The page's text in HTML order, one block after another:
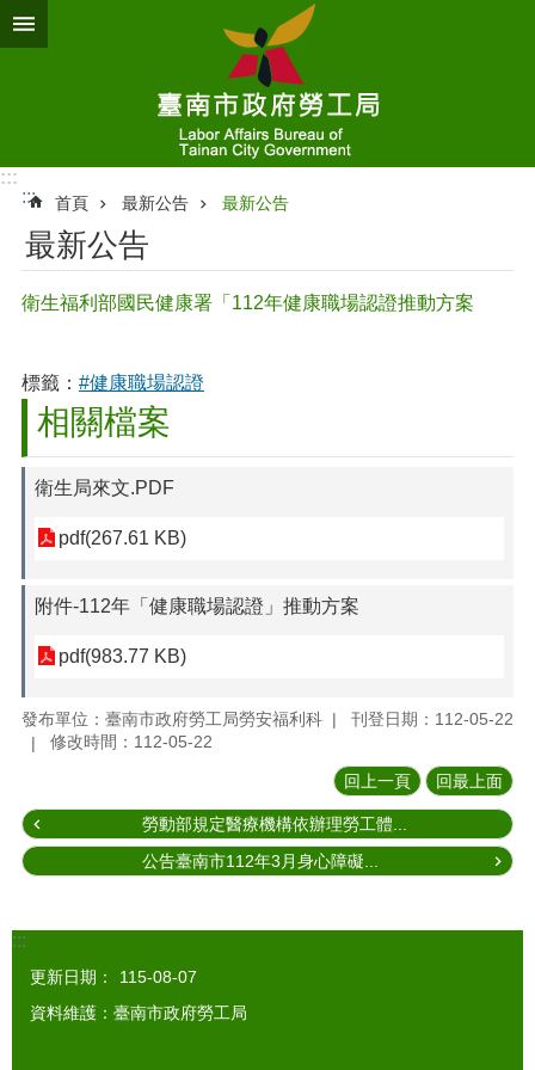
跳到主要內容區塊
:::
:::
首頁 最新公告 最新公告
最新公告
衛生福利部國民健康署「112年健康職場認證推動方案
標籤： #健康職場認證
相關檔案
衛生局來文.PDF
pdf(267.61 KB)
附件-112年「健康職場認證」推動方案
pdf(983.77 KB)
發布單位：臺南市政府勞工局勞安福利科
刊登日期：112-05-22
修改時間：112-05-22
回上一頁 回最上面
勞動部規定醫療機構依辦理勞工體...
公告臺南市112年3月身心障礙...
:::
更新日期：
115-08-07
資料維護：臺南市政府勞工局